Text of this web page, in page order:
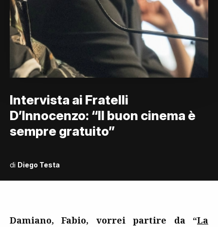
Intervista ai Fratelli
D’Innocenzo: “Il buon cinema è
sempre gratuito”
di Diego Testa
Damiano, Fabio, vorrei partire da “La